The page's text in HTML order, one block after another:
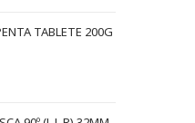
TABLETE 200G